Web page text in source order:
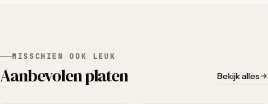
MISSCHIEN OOK LEUK
Aanbevolen platen Bekijk alles